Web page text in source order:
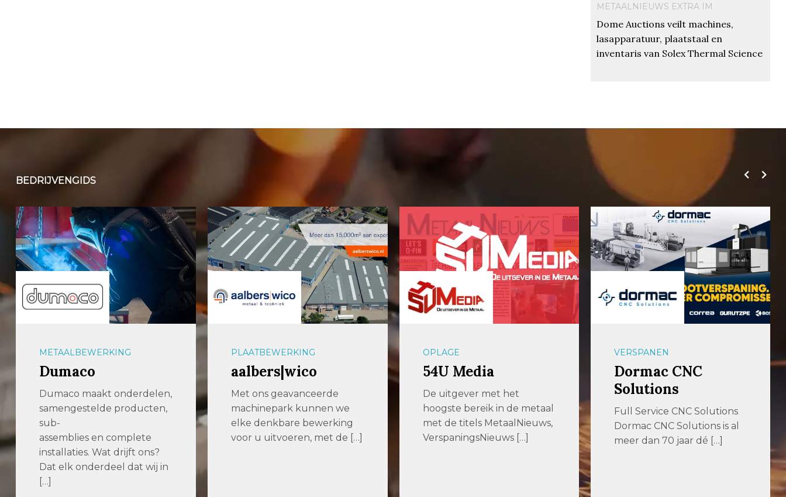
METAALNIEUWS EXTRA IM
Dome Auctions veilt machines,
lasapparatuur, plaatstaal en
inventaris van Solex Thermal Science
BEDRIJVENGIDS
METAALBEWERKING
Dumaco
Dumaco maakt onderdelen,
samengestelde producten,
sub-
assemblies en complete
installaties. Wat drijft ons?
Dat elk onderdeel dat wij in
[…]
PLAATBEWERKING
aalbers|wico
Met ons geavanceerde
machinepark kunnen we
elke denkbare bewerking
voor u uitvoeren, met de […]
OPLAGE
54U Media
De uitgever met het
hoogste bereik in de metaal
met de titels MetaalNieuws,
VerspaningsNieuws […]
VERSPANEN
Dormac CNC
Solutions
Full Service CNC Solutions
Dormac CNC Solutions is al
meer dan 70 jaar dé […]